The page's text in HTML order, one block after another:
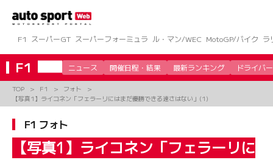
ツ
へ
ス
キ
プ
F1 スーパーGT スーパーフォーミュラ ル・マン/WEC MotoGP/バイク ラ
F1 ニュース 開催日程・結果 最新ランキング ドライバー
TOP F1
フォト
【写真1】ライコネン「フェラーリにはまだ優勝できる速さはない」(1)
F1 フォト
【写真1】ライコネン「フェラーリに